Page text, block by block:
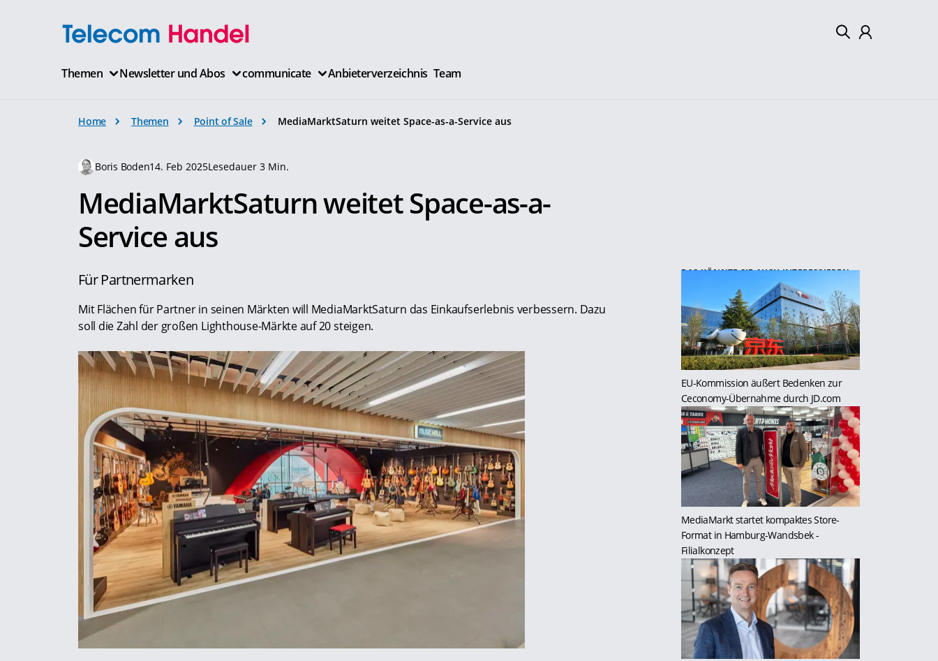
Themen Newsletter und Abos communicate Anbieterverzeichnis Team
Home Themen Point of Sale MediaMarktSaturn weitet Space-as-a-Service aus
Boris Boden14. Feb 2025Lesedauer 3 Min.
MediaMarktSaturn weitet Space-as-a-
Service aus
Für Partnermarken
Mit Flächen für Partner in seinen Märkten will MediaMarktSaturn das Einkaufserlebnis verbessern. Dazu
soll die Zahl der großen Lighthouse-Märkte auf 20 steigen.
DAS KÖNNTE SIE AUCH INTERESSIEREN:
EU-Kommission äußert Bedenken zur
Ceconomy-Übernahme durch JD.com
MediaMarkt startet kompaktes Store-
Format in Hamburg-Wandsbek-
Filialkonzept